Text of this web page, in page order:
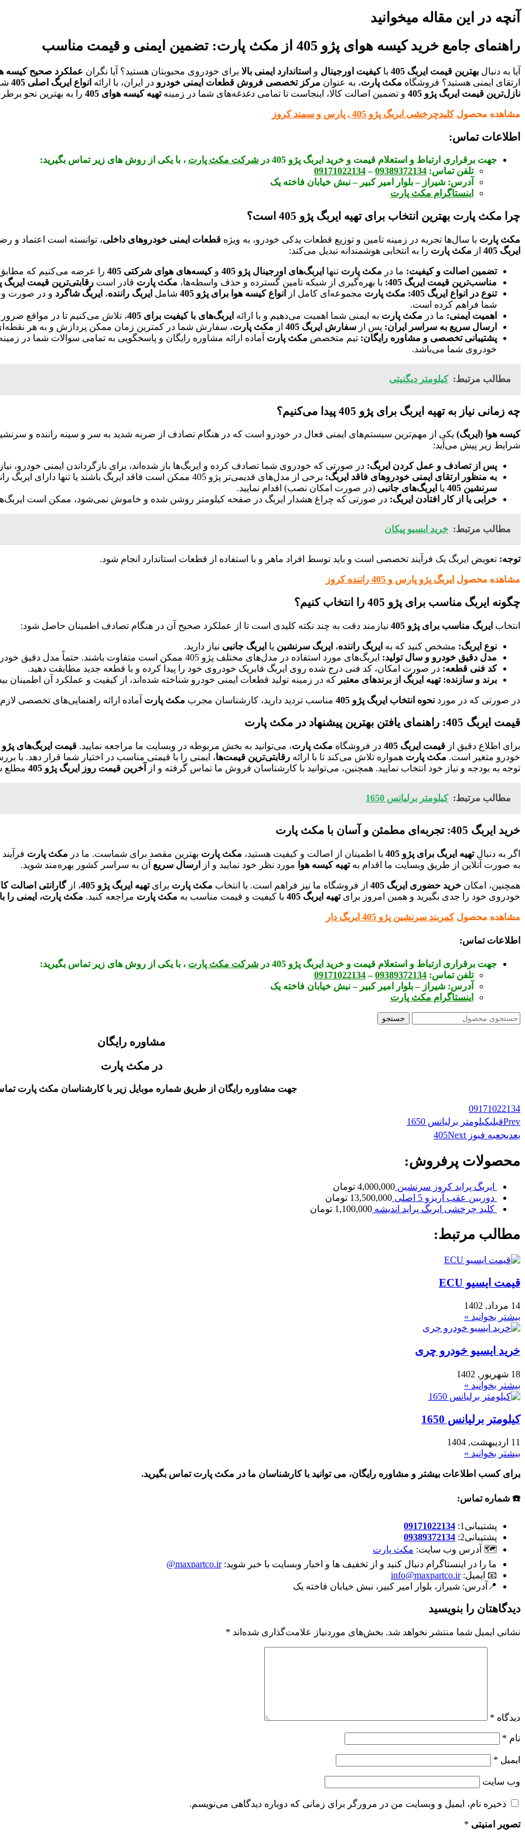
آنچه در این مقاله میخوانید
راهنمای جامع خرید کیسه هوای پژو 405 از مکث پارت: تضمین ایمنی و قیمت مناسب
آیا به دنبال بهترین قیمت ایربگ 405 باکیفیت اورجینال و استاندارد ایمنی بالا برای خودروی محبوبتان هستید؟ آیا نگران عملکرد صحیح کیسه
ارتقای ایمنی هستید؟ فروشگاه مکث پارت، به عنوان مرکز تخصصی فروش قطعات ایمنی خودرو در ایران، با ارائه انواع ایربگ اصلی 405
نازل‌ترین قیمت ایربگ پژو 405
و تضمین اصالت کالا، اینجاست تا تمامی دغدغه‌های شما در زمینهتهیه کیسه هوای 405 را به بهترین نحو
مشاهده محصولکلیدچرخشی ایربگ پژو 405 , پارس و سمند کروز
اطلاعات تماس:
جهت برقراری ارتباط و استعلام قیمت و خرید ایربگ پژو 405 در شرکت مکث پارت ، با یکی از روش های زیر تماس بگیرید:
تلفن تماس: 09389372134
–
09171022134
آدرس: شیراز – بلوار امیر کبیر – نبش خیابان فاخته یک
اینستاگرام مکث پارت
چرا مکث پارت بهترین انتخاب برای تهیه ایربگ پژو 405 است؟
مکث پارت با سال‌ها تجربه در زمینه تامین و توزیع قطعات یدکی خودرو، به ویژه قطعات ایمنی خودروهای داخلی، توانسته است اعتماد و
ایربگ 405
از مکث پارت را به انتخابی هوشمندانه تبدیل می‌کند:
تضمین اصالت و کیفیت: ما در مکث پارت تنها ایربگ‌های اورجینال پژو 405 وکیسه‌های هوای شرکتی 405
را عرضه می‌کنیم که مطابق
مناسب‌ترین قیمت ایربگ 405:
با بهره‌گیری از شبکه تامین گسترده و حذف واسطه‌ها، مکث پارت قادر است رقابتی‌ترین قیمت ایربگ پژو
تنوع در انواع ایربگ 405:
مکث پارت مجموعه‌ای کامل از انواع کیسه هوا برای پژو 405 شامل ایربگ راننده، ایربگ شاگرد و در صورت
شما فراهم کرده است.
اهمیت ایمنی: ما در مکث پارت به ایمنی شما اهمیت می‌دهیم و با ارائه ایربگ‌های با کیفیت برای 405
، تلاش می‌کنیم تا در مواقع
ارسال سریع به سراسر ایران: پس از سفارش ایربگ 405 از مکث پارت، سفارش شما در کمترین زمان ممکن پردازش و به هر
پشتیبانی تخصصی و مشاوره رایگان: تیم متخصص مکث پارت آماده ارائه مشاوره رایگان و پاسخگویی به تمامی سوالات شما در
خودروی شما می‌باشد.
مطالب مرتبط: کیلومتر دیگنیتی
چه زمانی نیاز به تهیه ایربگ برای پژو 405 پیدا می‌کنیم؟
کیسه هوا (ایربگ) یکی از مهم‌ترین سیستم‌های ایمنی فعال در خودرو است که در هنگام تصادف از ضربه شدید به سر و سینه راننده و
شرایط زیر پیش می‌آید:
پس از تصادف و عمل کردن ایربگ: در صورتی که خودروی شما تصادف کرده و ایربگ‌ها باز شده‌اند، برای بازگرداندن ایمنی خودرو،
به منظور ارتقای ایمنی خودروهای فاقد ایربگ: برخی از مدل‌های قدیمی‌تر پژو 405 ممکن است فاقد ایربگ باشند یا تنها دارای ایربگ راننده باشند. برای افزایش ایمنی، می‌توانید نسبت به
سرنشین 405
یا ایربگ‌های جانبی (در صورت امکان نصب) اقدام نمایید.
خرابی یا از کار افتادن ایربگ: در صورتی که چراغ هشدار ایربگ در صفحه کیلومتر روشن شده و خاموش نمی‌شود، ممکن است
مطالب مرتبط: خرید ایسیو پیکان
توجه: تعویض ایربگ یک فرآیند تخصصی است و باید توسط افراد ماهر و با استفاده از قطعات استاندارد انجام شود.
مشاهده محصول ایربگ پژو پارس و 405 راننده کروز
چگونه ایربگ مناسب برای پژو 405 را انتخاب کنیم؟
انتخاب ایربگ مناسب برای پژو 405 نیازمند دقت به چند نکته کلیدی است تا از عملکرد صحیح آن در هنگام تصادف اطمینان حاصل شود:
نوع ایربگ: مشخص کنید که به ایربگ راننده، ایربگ سرنشین یا ایربگ جانبی نیاز دارید.
مدل دقیق خودرو و سال تولید: ایربگ‌های مورد استفاده در مدل‌های مختلف پژو 405 ممکن است متفاوت باشند. حتماً مدل دقیق خودرو و سال تولید آن را هنگام خرید ذکر کنید.
کد فنی قطعه: در صورت امکان، کد فنی درج شده روی ایربگ فابریک خودروی خود را پیدا کرده و با قطعه جدید مطابقت دهید.
برند و سازنده: تهیه ایربگ از برندهای معتبر که در زمینه تولید قطعات ایمنی خودرو شناخته شده‌اند، از کیفیت و عملکرد آن اطمینان
در صورتی که در مورد نحوه انتخاب ایربگ پژو 405 مناسب تردید دارید، کارشناسان مجرب مکث پارت آماده ارائه راهنمایی‌های تخصصی
قیمت ایربگ 405: راهنمای یافتن بهترین پیشنهاد در مکث پارت
برای اطلاع دقیق از قیمت ایربگ 405 در فروشگاه مکث پارت، می‌توانید به بخش مربوطه در وبسایت ما مراجعه نمایید. قیمت ایربگ‌های پژو 405
خودرو متغیر است. مکث پارت همواره تلاش می‌کند تا با ارائه رقابتی‌ترین قیمت‌ها، ایمنی را با قیمتی مناسب در اختیار شما قرار دهد. با
توجه به بودجه و نیاز خود انتخاب نمایید. همچنین، می‌توانید با کارشناسان فروش ما تماس گرفته و از
آخرین قیمت روز ایربگ پژو 405 مطلع
مطالب مرتبط: کیلومتر برلیانس 1650
خرید ایربگ 405: تجربه‌ای مطمئن و آسان با مکث پارت
اگر به دنبالتهیه ایربگ برای پژو 405 با اطمینان از اصالت و کیفیت هستید، مکث پارت بهترین مقصد برای شماست. ما در مکث پارت فرآیند
به صورت آنلاین از طریق وبسایت ما اقدام بهتهیه کیسه هوا مورد نظر خود نمایید و از ارسال سریع آن به سراسر کشور بهره‌مند شوید.
همچنین، امکان خرید حضوری ایربگ 405 از فروشگاه ما نیز فراهم است. با انتخاب مکث پارت برایتهیه ایربگ پژو 405 ، ازگارانتی اصالت
خودروی خود را جدی بگیرید و همین امروز برایتهیه ایربگ 405 با کیفیت و قیمت مناسب به مکث پارت مراجعه کنید. مکث پارت، ایمنی را
مشاهده محصولکمربند سرنشین پژو 405 ایربگ دار
اطلاعات تماس:
جهت برقراری ارتباط و استعلام قیمت و خرید ایربگ پژو 405 در شرکت مکث پارت ، با یکی از روش های زیر تماس بگیرید:
تلفن تماس: 09389372134
–
09171022134
آدرس: شیراز – بلوار امیر کبیر – نبش خیابان فاخته یک
اینستاگرام مکث پارت
جستجو
مشاوره رایگان
در مکث پارت
جهت مشاوره رایگان از طریق شماره موبایل زیر با کارشناسان مکث پارت
09171022134
Prevقبلیکیلومتر برلیانس 1650
بعدیجعبه فیوز 405 Next
محصولات پرفروش:
ایربگ پراید کروز سرنشین 4,000,000 تومان
دوربین عقب آریزو 5 اصلی
13,500,000 تومان
کلید چرخشی ایربگ پراید اندیشه 1,100,000 تومان
مطالب مرتبط:
قیمت ایسیو ECU
14 مرداد, 1402
بیشتر بخوانید »
خرید ایسیو خودرو چری
18 شهریور, 1402
بیشتر بخوانید »
کیلومتر برلیانس 1650
11 اردیبهشت, 1404
بیشتر بخوانید »
برای کسب اطلاعات بیشتر و مشاوره رایگان، می توانید با کارشناسان ما در مکث پارت تماس بگیرید.
☎️ شماره تماس:
پشتیبانی1:
09171022134
پشتیبانی2:
09389372134
🗺 آدرس وب سایت: مکث پارت
ما را در اینستاگرام دنبال کنید و از تخفیف ها و اخبار وبسایت با خبر شوید:maxpartco.ir@
📧 ایمیل:info@maxpartco.ir
📍آدرس: شیراز، بلوار امیر کبیر، نبش خیابان فاخته یک
دیدگاهتان را بنویسید
نشانی ایمیل شما منتشر نخواهد شد. بخش‌های موردنیاز علامت‌گذاری شده‌اند *
دیدگاه *
نام *
ایمیل *
وب‌ سایت
ذخیره نام، ایمیل و وبسایت من در مرورگر برای زمانی که دوباره دیدگاهی می‌نویسم.
تصویر امنیتی *